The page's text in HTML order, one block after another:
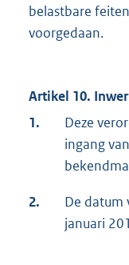
belastbare
voorgedaan.
Artikel 10.
1.
Deze
ingang
2.
De datum
januari